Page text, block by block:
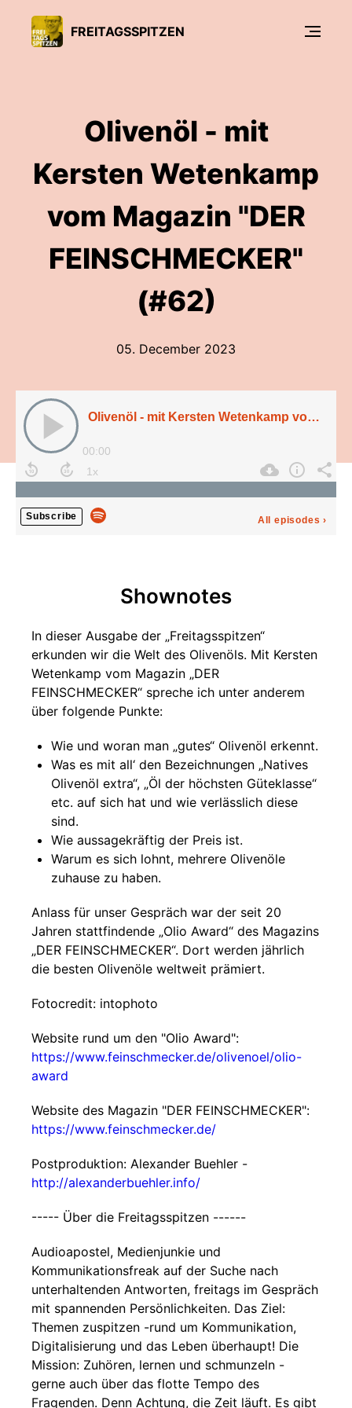
FREITAGSSPITZEN
Olivenöl - mit
Kersten Wetenkamp
vom Magazin "DER
FEINSCHMECKER"
(#62)
05. December 2023
Olivenöl - mit Kersten Wetenkamp vom Magazin "DER FEINSCHMECKER" (#62)
00:00
Subscribe All episodes ›
Shownotes
In dieser Ausgabe der „Freitagsspitzen“
erkunden wir die Welt des Olivenöls. Mit Kersten
Wetenkamp vom Magazin „DER
FEINSCHMECKER“ spreche ich unter anderem
über folgende Punkte:
Wie und woran man „gutes“ Olivenöl erkennt.
Was es mit all‘ den Bezeichnungen „Natives
Olivenöl extra“, „Öl der höchsten Güteklasse“
etc. auf sich hat und wie verlässlich diese
sind.
Wie aussagekräftig der Preis ist.
Warum es sich lohnt, mehrere Olivenöle
zuhause zu haben.
Anlass für unser Gespräch war der seit 20
Jahren stattfindende „Olio Award“ des Magazins
„DER FEINSCHMECKER“. Dort werden jährlich
die besten Olivenöle weltweit prämiert.
Fotocredit: intophoto
Website rund um den "Olio Award":
https://www.feinschmecker.de/olivenoel/olio-
award
Website des Magazin "DER FEINSCHMECKER":
https://www.feinschmecker.de/
Postproduktion: Alexander Buehler -
http://alexanderbuehler.info/
----- Über die Freitagsspitzen ------
Audioapostel, Medienjunkie und
Kommunikationsfreak auf der Suche nach
unterhaltenden Antworten, freitags im Gespräch
mit spannenden Persönlichkeiten. Das Ziel:
Themen zuspitzen -rund um Kommunikation,
Digitalisierung und das Leben überhaupt! Die
Mission: Zuhören, lernen und schmunzeln -
gerne auch über das flotte Tempo des
Fragenden. Denn Achtung, die Zeit läuft. Es gibt